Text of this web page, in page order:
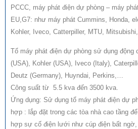
PCCC, máy phát điện dự phòng – máy
EU,G7: như máy phát Cummins, Honda,
Kohler, Iveco, Catterpiller, MTU,
Tổ máy phát điện dự phòng sử dụng động
(USA), Kohler (USA), Iveco (Italy),
Deutz (Germany), Huyndai, Perkins,…
Công suất từ 5.5 kva đến 3500 kva.
Ứng dụng: Sử dụng tổ máy phát điện dự
hợp : lắp đặt trong các tòa nhà cao tầng
hợp sự cố điện lưới như cúp điện bất